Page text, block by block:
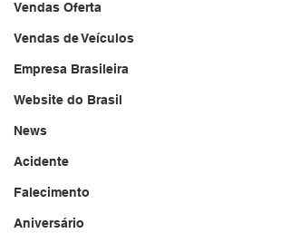
Vendas Oferta
Vendas de Veículos
Empresa Brasileira
Website do Brasil
News
Acidente
Falecimento
Aniversário